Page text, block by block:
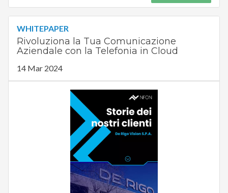
WHITEPAPER
Rivoluziona la Tua Comunicazione
Aziendale con la Telefonia in Cloud
14 Mar 2024